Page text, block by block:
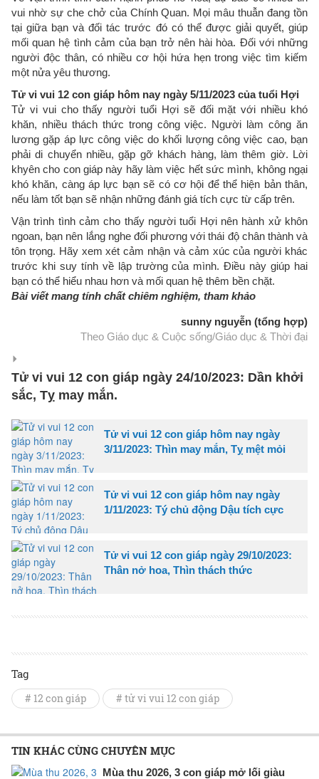
vui nhờ sự che chở của Chính Quan. Mọi mâu thuẫn đang tồn
tại giữa bạn và đối tác trước đó có thể được giải quyết, giúp
mối quan hệ tình cảm của bạn trở nên hài hòa. Đối với những
người độc thân, có nhiều cơ hội hứa hẹn trong việc tìm kiếm
một nửa yêu thương.
Tử vi vui 12 con giáp hôm nay ngày 5/11/2023 của tuổi Hợi
Tử vi vui cho thấy người tuổi Hợi sẽ đối mặt với nhiều khó
khăn, nhiều thách thức trong công việc. Người làm công ăn
lương gặp áp lực công việc do khối lượng công việc cao, bạn
phải di chuyển nhiều, gặp gỡ khách hàng, làm thêm giờ. Lời
khyên cho con giáp này hãy làm việc hết sức mình, không ngại
khó khăn, càng áp lực bạn sẽ có cơ hội để thể hiện bản thân,
nếu làm tốt bạn sẽ nhận những đánh giá tích cực từ cấp trên.
Vận trình tình cảm cho thấy người tuổi Hợi nên hành xử khôn
ngoan, bạn nên lắng nghe đối phương với thái độ chân thành và
tôn trọng. Hãy xem xét cảm nhận và cảm xúc của người khác
trước khi suy tính về lập trường của mình. Điều này giúp hai
bạn có thể hiểu nhau hơn và mối quan hệ thêm bền chặt.
Bài viết mang tính chất chiêm nghiệm, tham khảo
sunny nguyễn (tổng hợp)
Theo Giáo dục & Cuộc sống/Giáo dục & Thời đại
Tử vi vui 12 con giáp ngày 24/10/2023: Dần khởi
sắc, Tỵ may mắn.
Tử vi vui 12 con giáp hôm nay ngày
3/11/2023: Thìn may mắn, Tỵ mệt mỏi
Tử vi vui 12 con giáp hôm nay ngày
1/11/2023: Tý chủ động Dậu tích cực
Tử vi vui 12 con giáp ngày 29/10/2023:
Thân nở hoa, Thìn thách thức
Tag
# 12 con giáp # tử vi vui 12 con giáp
TIN KHÁC CÙNG CHUYÊN MỤC
Mùa thu 2026, 3 con giáp mở lối giàu